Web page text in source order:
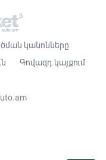
կանոնները
Գովազդ կայքում